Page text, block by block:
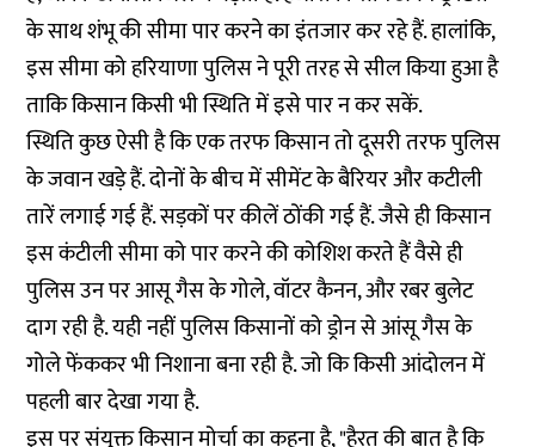
के साथ शंभू की सीमा पार करने का इंतजार कर रहे हैं. हालांकि,
इस सीमा को हरियाणा पुलिस ने पूरी तरह से सील किया हुआ है
ताकि किसान किसी भी स्थिति में इसे पार न कर सकें.
स्थिति कुछ ऐसी है कि एक तरफ किसान तो दूसरी तरफ पुलिस
के जवान खड़े हैं. दोनों के बीच में सीमेंट के बैरियर और कटीली
तारें लगाई गई हैं. सड़कों पर कीलें ठोंकी गई हैं. जैसे ही किसान
इस कंटीली सीमा को पार करने की कोशिश करते हैं वैसे ही
पुलिस उन पर आसू गैस के गोले, वॉटर कैनन, और रबर बुलेट
दाग रही है. यही नहीं पुलिस किसानों को ड्रोन से आंसू गैस के
गोले फेंककर भी निशाना बना रही है. जो कि किसी आंदोलन में
पहली बार देखा गया है.
इस पर संयुक्त किसान मोर्चा का कहना है, "हैरत की बात है कि